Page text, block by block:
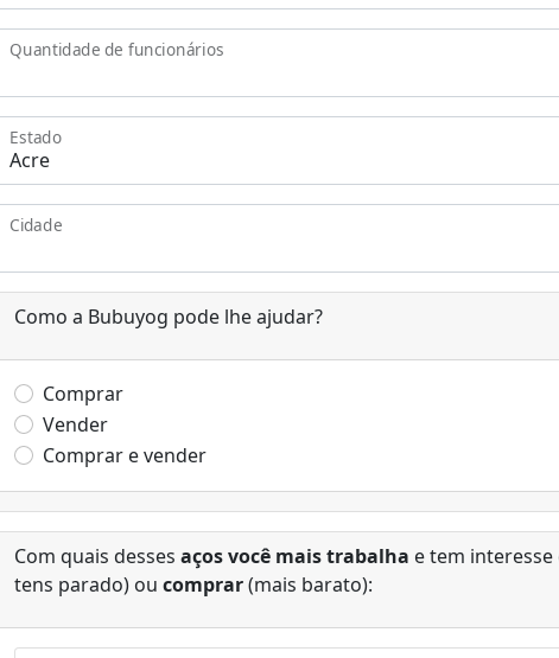
Quantidade de funcionários
Estado
Cidade
Como a Bubuyog pode lhe ajudar?
Comprar
Vender
Comprar e vender
Com quais desses aços você mais trabalha e tem interesse
tens parado) ou comprar(mais barato):